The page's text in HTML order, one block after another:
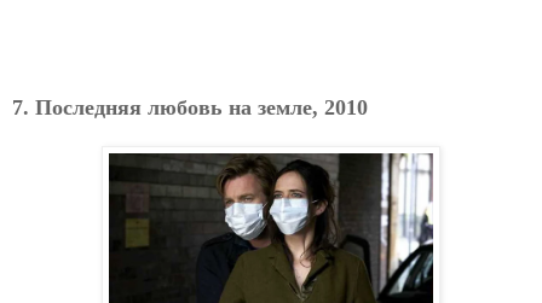
7. Последняя любовь на земле, 2010